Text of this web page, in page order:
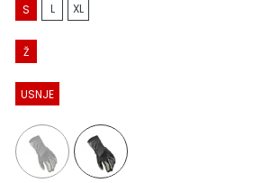
S L XL
Ž
USNJE